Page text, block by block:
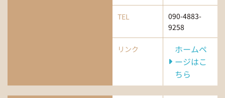
TEL
090-4883-
9258
リンク
ホームペ
ージはこ
ちら